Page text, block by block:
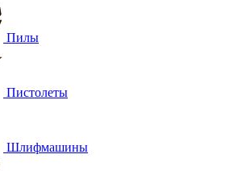
Пилы
Пистолеты
Шлифмашины